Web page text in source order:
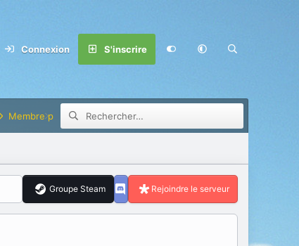
Connexion S'inscrire
Membre privilège
Groupe Steam Rejoindre le serveur